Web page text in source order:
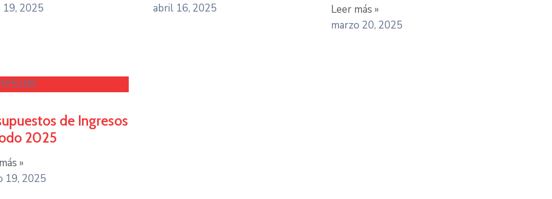
19, 2025
abril 16, 2025
Leer más »
marzo 20, 2025
de Ingresos
2025
»
19, 2025